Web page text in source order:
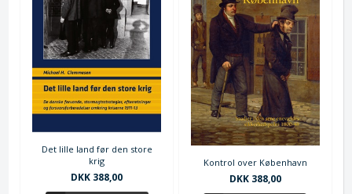
Det lille land før den store
krig
DKK 388,00
Kontrol over København
DKK 388,00